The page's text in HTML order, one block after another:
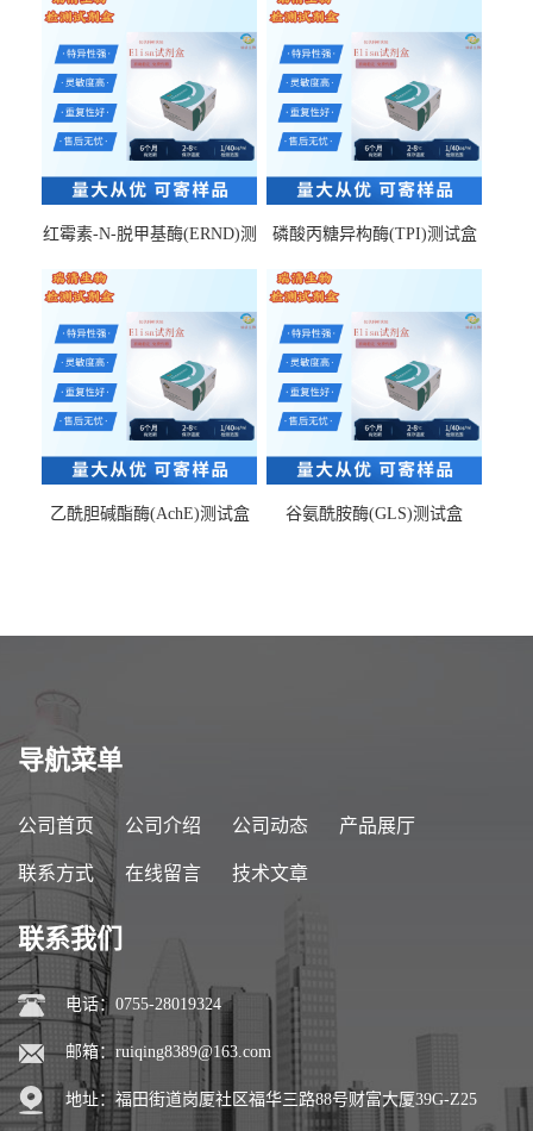
红霉素-N-脱甲基酶(ERND)测
磷酸丙糖异构酶(TPI)测试盒
乙酰胆碱酯酶(AchE)测试盒 谷氨酰胺酶(GLS)测试盒
导航菜单
公司首页 公司介绍 公司动态 产品展厅
联系方式 在线留言 技术文章
联系我们
电话：0755-28019324
邮箱： ruiqing8389@163.com
地址：福田街道岗厦社区福华三路88号财富大厦39G-Z25